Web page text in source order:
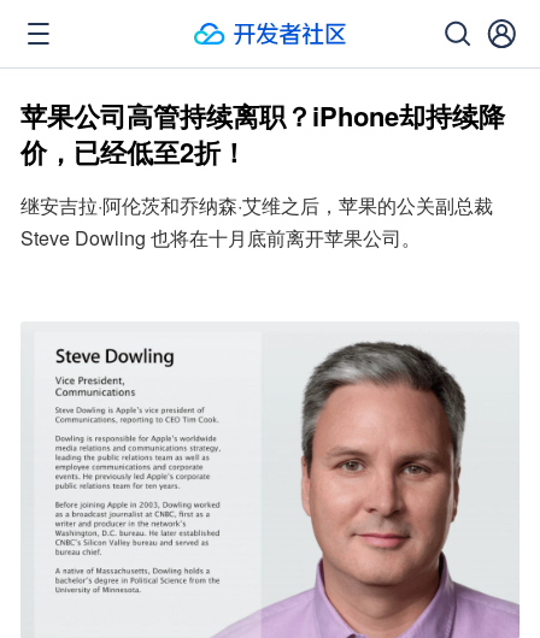
苹果公司高管持续离职？iPhone却持续降
价，已经低至2折！
继安吉拉·阿伦茨和乔纳森·艾维之后，苹果的公关副总裁
Steve Dowling 也将在十月底前离开苹果公司。